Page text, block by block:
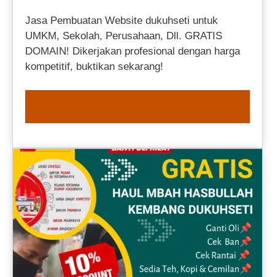
Jasa Pembuatan Website dukuhseti untuk
UMKM, Sekolah, Perusahaan, Dll. GRATIS
DOMAIN! Dikerjakan profesional dengan harga
kompetitif, buktikan sekarang!